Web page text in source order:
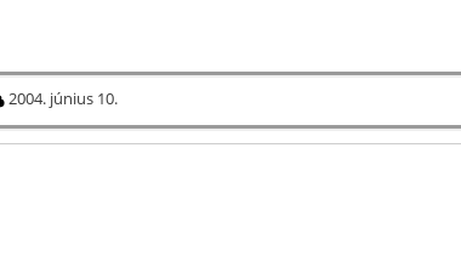
2004. június 10.